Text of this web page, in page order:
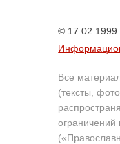
©
Все
(тексты,
ограничений